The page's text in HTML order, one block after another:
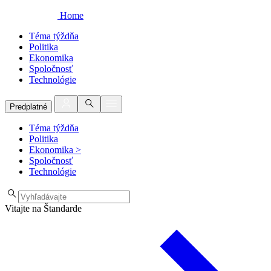
Home
Téma týždňa
Politika
Ekonomika
Spoločnosť
Technológie
Predplatné
Téma týždňa
Politika
Ekonomika >
Spoločnosť
Technológie
Vitajte na Štandarde